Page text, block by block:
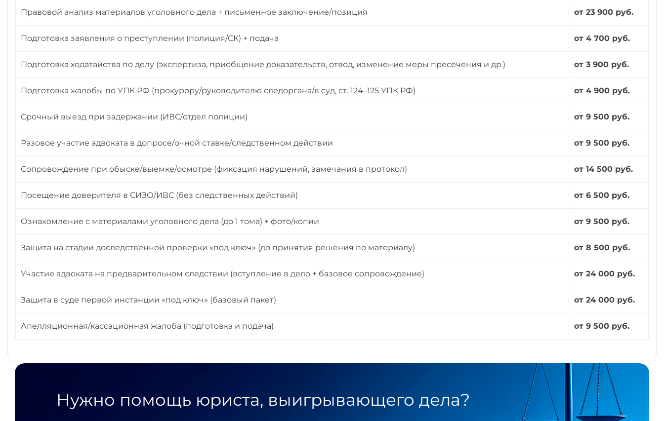
Правовой анализ материалов уголовного дела + письменное заключение/позиция от 23 900 руб.
Подготовка заявления о преступлении (полиция/СК) + подача от 4 700 руб.
Подготовка ходатайства по делу (экспертиза, приобщение доказательств, отвод, изменение меры пресечения и др.) от 3 900 руб.
Подготовка жалобы по УПК РФ (прокурору/руководителю следоргана/в суд, ст. 124–125 УПК РФ) от 4 900 руб.
Срочный выезд при задержании (ИВС/отдел полиции) от 9 500 руб.
Разовое участие адвоката в допросе/очной ставке/следственном действии от 9 500 руб.
Сопровождение при обыске/выемке/осмотре (фиксация нарушений, замечания в протокол) от 14 500 руб.
Посещение доверителя в СИЗО/ИВС (без следственных действий) от 6 500 руб.
Ознакомление с материалами уголовного дела (до 1 тома) + фото/копии от 9 500 руб.
Защита на стадии доследственной проверки «под ключ» (до принятия решения по материалу) от 8 500 руб.
Участие адвоката на предварительном следствии (вступление в дело + базовое сопровождение) от 24 000 руб.
Защита в суде первой инстанции «под ключ» (базовый пакет) от 24 000 руб.
Апелляционная/кассационная жалоба (подготовка и подача) от 9 500 руб.
Нужно помощь юриста, выигрывающего дела?